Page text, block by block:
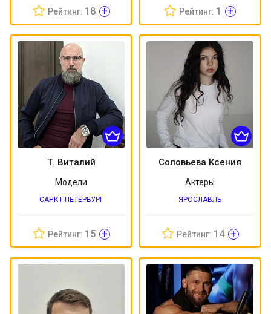
Рейтинг: 18 + Рейтинг: 1 +
Т. Виталий
Модели
САНКТ-ПЕТЕРБУРГ
Рейтинг: 15 +
Соловьева Ксения
Актеры
ЯРОСЛАВЛЬ
Рейтинг: 14 +